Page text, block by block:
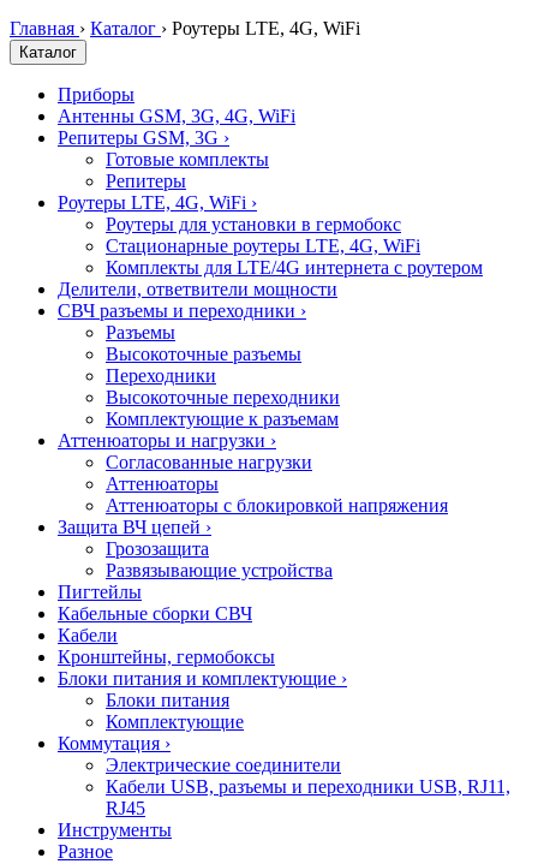
Главная › Каталог › Роутеры LTE, 4G, WiFi
Каталог
Приборы
Антенны GSM, 3G, 4G, WiFi
Репитеры GSM, 3G ›
Готовые комплекты
Репитеры
Роутеры LTE, 4G, WiFi ›
Роутеры для установки в гермобокс
Стационарные роутеры LTE, 4G, WiFi
Комплекты для LTE/4G интернета с роутером
Делители, ответвители мощности
СВЧ разъемы и переходники ›
Разъемы
Высокоточные разъемы
Переходники
Высокоточные переходники
Комплектующие к разъемам
Аттенюаторы и нагрузки ›
Согласованные нагрузки
Аттенюаторы
Аттенюаторы с блокировкой напряжения
Защита ВЧ цепей ›
Грозозащита
Развязывающие устройства
Пигтейлы
Кабельные сборки СВЧ
Кабели
Кронштейны, гермобоксы
Блоки питания и комплектующие ›
Блоки питания
Комплектующие
Коммутация ›
Электрические соединители
Кабели USB, разъемы и переходники USB, RJ11,
RJ45
Инструменты
Разное